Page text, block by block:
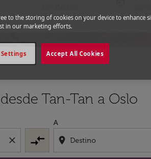
fc-
Tan-Tan a Oslo
close compare_arrows
A
location_on
con fechas individuales a
to the storing of cookies on your device to enhance
in our marketing efforts.
Accept All Cookies